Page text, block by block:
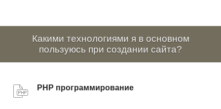
Какими технологиями я в основном
пользуюсь при создании сайта?
PHP программирование